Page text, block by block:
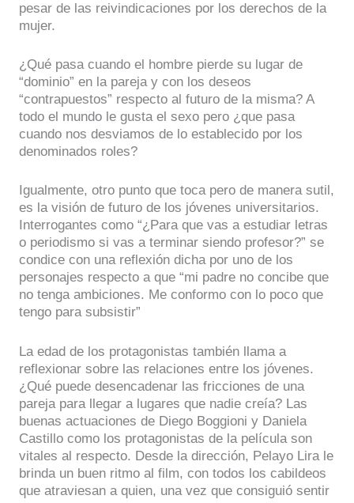
pesar de las reivindicaciones por los derechos de la
mujer.
¿Qué pasa cuando el hombre pierde su lugar de
“dominio” en la pareja y con los deseos
“contrapuestos” respecto al futuro de la misma? A
todo el mundo le gusta el sexo pero ¿que pasa
cuando nos desviamos de lo establecido por los
denominados roles?
Igualmente, otro punto que toca pero de manera sutil,
es la visión de futuro de los jóvenes universitarios.
Interrogantes como “¿Para que vas a estudiar letras
o periodismo si vas a terminar siendo profesor?” se
condice con una reflexión dicha por uno de los
personajes respecto a que “mi padre no concibe que
no tenga ambiciones. Me conformo con lo poco que
tengo para subsistir”
La edad de los protagonistas también llama a
reflexionar sobre las relaciones entre los jóvenes.
¿Qué puede desencadenar las fricciones de una
pareja para llegar a lugares que nadie creía? Las
buenas actuaciones de Diego Boggioni y Daniela
Castillo como los protagonistas de la película son
vitales al respecto. Desde la dirección, Pelayo Lira le
brinda un buen ritmo al film, con todos los cabildeos
que atraviesan a quien, una vez que consiguió sentir